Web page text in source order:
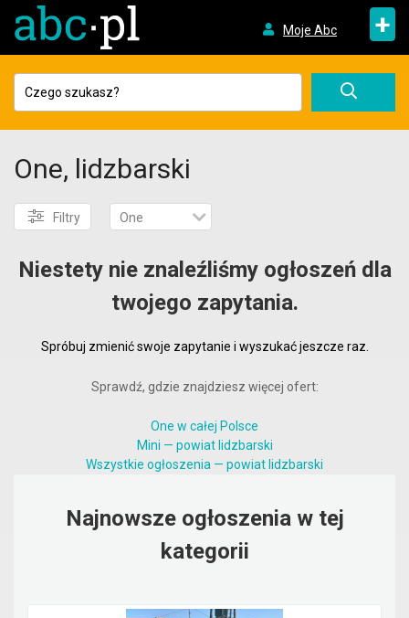
Moje Abc +
One, lidzbarski
Filtry One
Niestety nie znaleźliśmy ogłoszeń dla
twojego zapytania.
Spróbuj zmienić swoje zapytanie i wyszukać jeszcze raz.
Sprawdź, gdzie znajdziesz więcej ofert:
One w całej Polsce
Mini — powiat lidzbarski
Wszystkie ogłoszenia — powiat lidzbarski
Najnowsze ogłoszenia w tej
kategorii